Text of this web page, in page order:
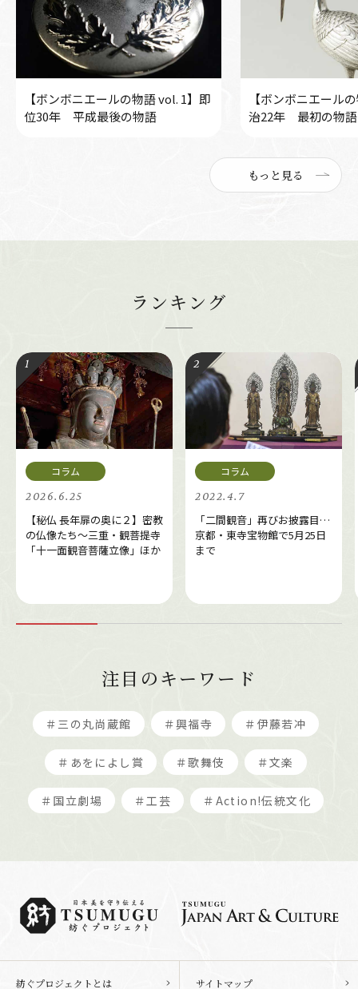
【ボンボニエールの物語 vol. 1】即
位30年 平成最後の物語
【ボンボニエール
治22年 最初の物語
もっと見る
ランキング
2026.6.25
【秘仏 長年扉の奥に２】密教
の仏像たち～三重・観菩提寺
「十一面観音菩薩立像」ほか
2022.4.7
「二間観音」再びお披露目…
京都・東寺宝物館で5月25日
まで
注目のキーワード
＃三の丸尚蔵館 ＃興福寺 ＃伊藤若冲
＃あをによし賞 ＃歌舞伎 ＃文楽
＃国立劇場 ＃工芸 ＃Action!伝統文化
紡ぐプロジェクトとは サイトマップ